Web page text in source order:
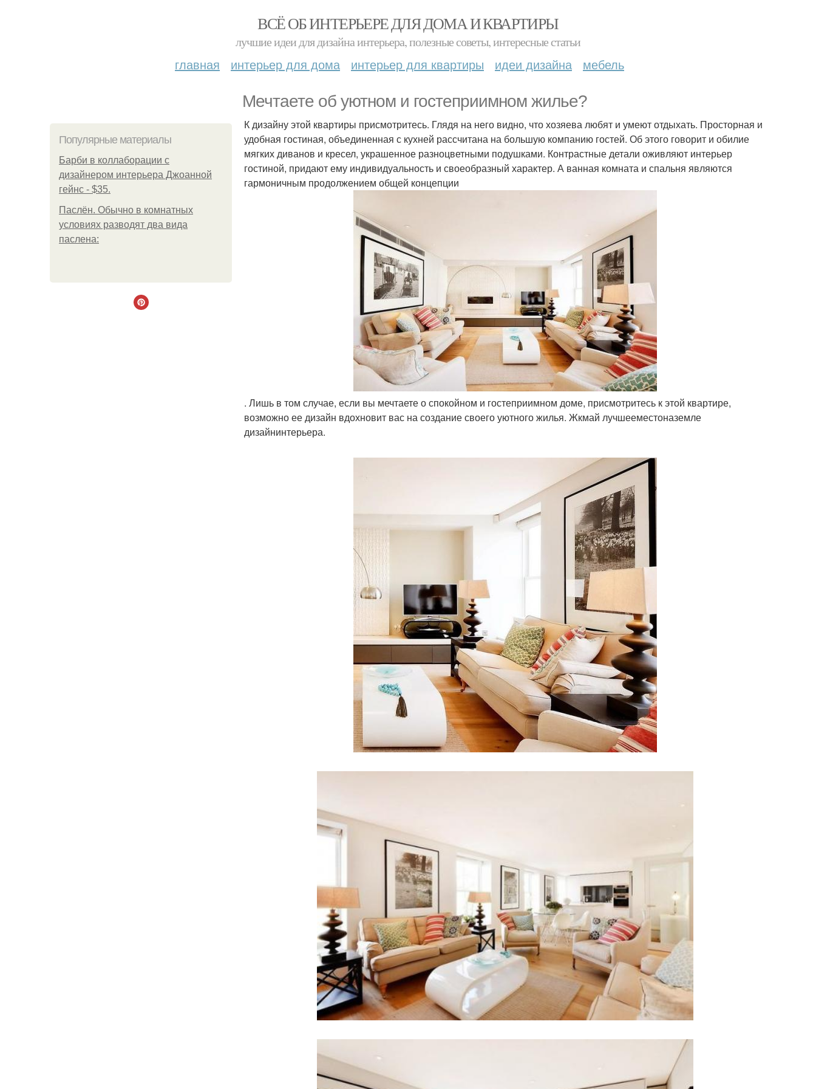
ВСЁ ОБ ИНТЕРЬЕРЕ ДЛЯ ДОМА И КВАРТИРЫ
лучшие идеи для дизайна интерьера, полезные советы, интересные статьи
главная интерьер для дома интерьер для квартиры идеи дизайна мебель
Мечтаете об уютном и гостеприимном жилье?
Популярные материалы
Барби в коллаборации с
дизайнером интерьера Джоанной
гейнс - $35.
Паслён. Обычно в комнатных
условиях разводят два вида
паслена:
К дизайну этой квартиры присмотритесь. Глядя на него видно, что хозяева любят и умеют отдыхать. Просторная и
удобная гостиная, объединенная с кухней рассчитана на большую компанию гостей. Об этого говорит и обилие
мягких диванов и кресел, украшенное разноцветными подушками. Контрастные детали оживляют интерьер
гостиной, придают ему индивидуальность и своеобразный характер. А ванная комната и спальня являются
гармоничным продолжением общей концепции
. Лишь в том случае, если вы мечтаете о спокойном и гостеприимном доме, присмотритесь к этой квартире,
возможно ее дизайн вдохновит вас на создание своего уютного жилья. Жкмай лучшееместоназемле
дизайнинтерьера.